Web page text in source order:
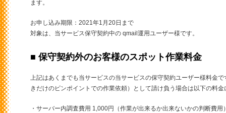
ます。
お申し込み期限：2021年1月20日まで
対象は、当サービス保守契約中の qmail運用ユーザー様です。
■ 保守契約外のお客様のスポット作業料金
上記はあくまでも当サービスの当サービスの保守契約ユーザー様料金
きだけのピンポイントでの作業依頼）として請け負う場合は以下の料金
・サーバー内調査費用 1,000円（作業が出来るか出来ないかの判断費用